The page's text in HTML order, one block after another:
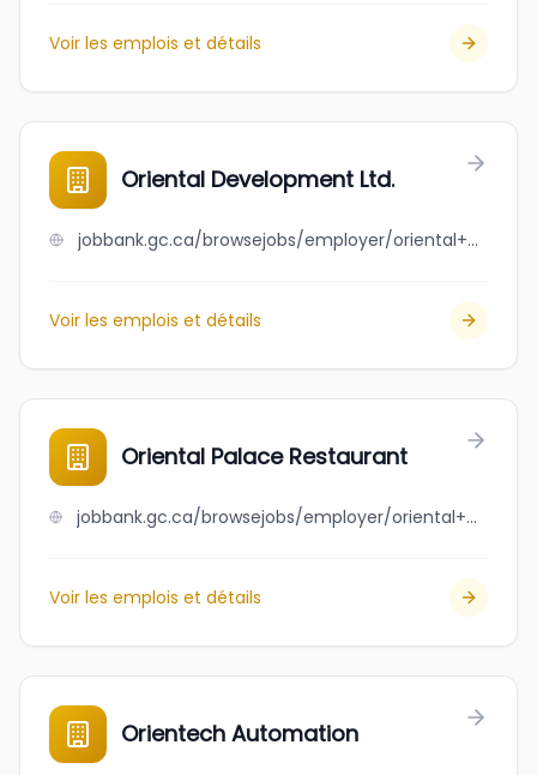
Voir les emplois et détails
Oriental Development Ltd.
jobbank.gc.ca/browsejobs/employer/oriental+development+ltd./ca
Voir les emplois et détails
Oriental Palace Restaurant
jobbank.gc.ca/browsejobs/employer/oriental+palace+restaurant/ca
Voir les emplois et détails
Orientech Automation